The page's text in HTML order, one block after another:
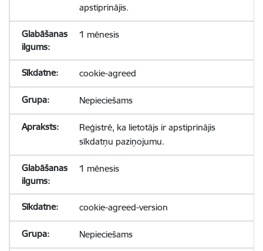
apstiprinājis.
1 mēnesis
cookie-agreed
Nepieciešams
Reģistrē, ka lietotājs ir apstiprinājis
sīkdatņu paziņojumu.
1 mēnesis
cookie-agreed-version
Nepieciešams